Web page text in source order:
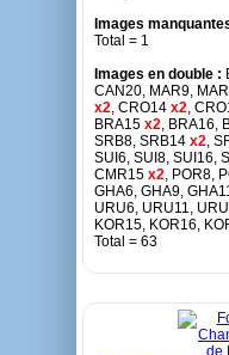
Images
Total = 1
Images en double :
CAN20, MAR9,
x2, CRO14 x2,
BRA15 x2, BRA16,
SRB8, SRB14 x2,
SUI6, SUI8, SUI16,
CMR15 x2, POR8,
GHA6, GHA9,
URU6, URU11,
KOR15, KOR16,
Total = 63